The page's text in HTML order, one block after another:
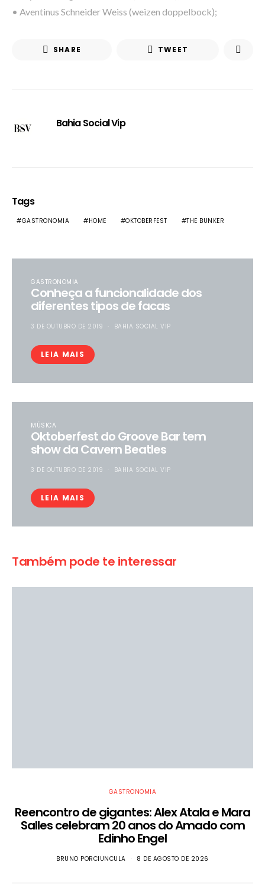
• Aventinus Schneider Weiss (weizen doppelbock);
SHARE TWEET
Bahia Social Vip
Tags
GASTRONOMIA HOME OKTOBERFEST THE BUNKER
GASTRONOMIA
Conheça a funcionalidade dos
diferentes tipos de facas
3 DE OUTUBRO DE 2019 BAHIA SOCIAL VIP
LEIA MAIS
MÚSICA
Oktoberfest do Groove Bar tem
show da Cavern Beatles
3 DE OUTUBRO DE 2019 BAHIA SOCIAL VIP
LEIA MAIS
Também pode te interessar
GASTRONOMIA
Reencontro de gigantes: Alex Atala e Mara
Salles celebram 20 anos do Amado com
Edinho Engel
BRUNO PORCIUNCULA 8 DE AGOSTO DE 2026